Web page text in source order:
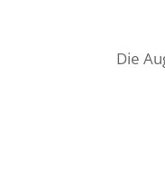
Die